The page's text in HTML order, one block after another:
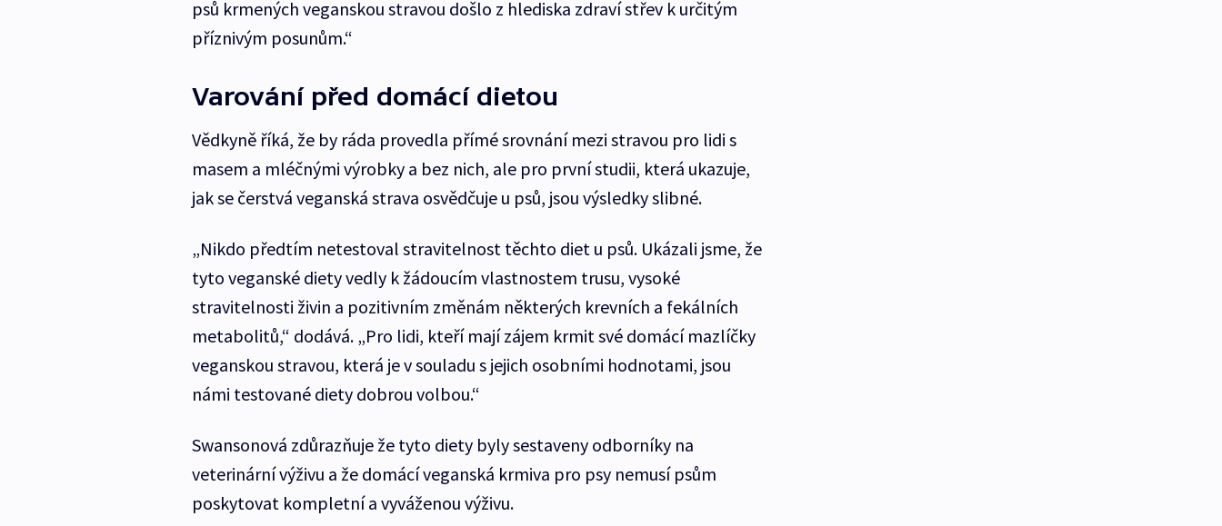
psů krmených veganskou stravou došlo z hlediska zdraví střev k určitým
příznivým posunům.“
Varování před domácí dietou
Vědkyně říká, že by ráda provedla přímé srovnání mezi stravou pro lidi s
masem a mléčnými výrobky a bez nich, ale pro první studii, která ukazuje,
jak se čerstvá veganská strava osvědčuje u psů, jsou výsledky slibné.
„Nikdo předtím netestoval stravitelnost těchto diet u psů. Ukázali jsme, že
tyto veganské diety vedly k žádoucím vlastnostem trusu, vysoké
stravitelnosti živin a pozitivním změnám některých krevních a fekálních
metabolitů,“ dodává. „Pro lidi, kteří mají zájem krmit své domácí mazlíčky
veganskou stravou, která je v souladu s jejich osobními hodnotami, jsou
námi testované diety dobrou volbou.“
Swansonová zdůrazňuje že tyto diety byly sestaveny odborníky na
veterinární výživu a že domácí veganská krmiva pro psy nemusí psům
poskytovat kompletní a vyváženou výživu.